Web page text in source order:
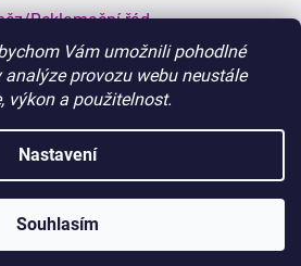
Vám umožnili pohodlné
provozu webu neustále
výkon a použitelnost.
Nastavení
Souhlasím
Reklamační řád
vyhrazena.